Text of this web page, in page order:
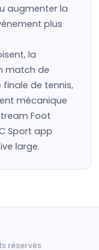
augmenter la
plus
la
match de
de tennis,
mécanique
Foot
Sport app
large.
réservés.